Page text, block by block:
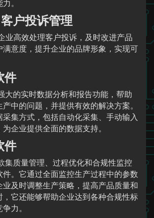
。
户投诉管理
业高效处理客户投诉，及时改进产品
满意度，提升企业的品牌形象，实现可
件
大的实时数据分析和报告功能，帮助
中的问题，并提供有效的解决方案。
集方式，包括自动化采集、手动输入
企业提供全面的数据支持。
件
集质量管理、过程优化和合规性监控
。它通过全面监控生产过程中的参数
及时调整生产策略，提高产品质量和
它还能够帮助企业达到各种合规性标
力。